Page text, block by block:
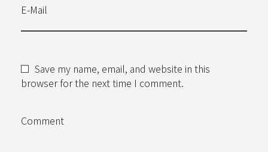
E-Mail
Save my name, email, and website in this
browser for the next time I comment.
Comment